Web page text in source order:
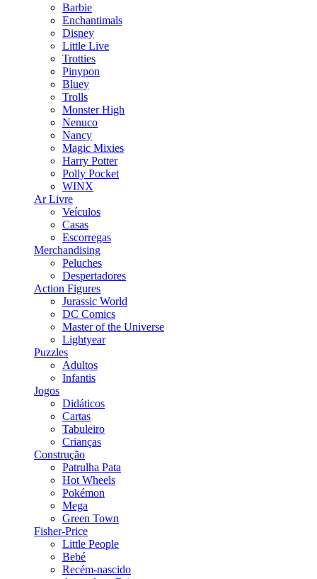
Barbie
Enchantimals
Disney
Little Live
Trotties
Pinypon
Bluey
Trolls
Monster High
Nenuco
Nancy
Magic Mixies
Harry Potter
Polly Pocket
WINX
Ar Livre
Veículos
Casas
Escorregas
Merchandising
Peluches
Despertadores
Action Figures
Jurassic World
DC Comics
Master of the Universe
Lightyear
Puzzles
Adultos
Infantis
Jogos
Didáticos
Cartas
Tabuleiro
Crianças
Construção
Patrulha Pata
Hot Wheels
Pokémon
Mega
Green Town
Fisher-Price
Little People
Bebé
Recém-nascido